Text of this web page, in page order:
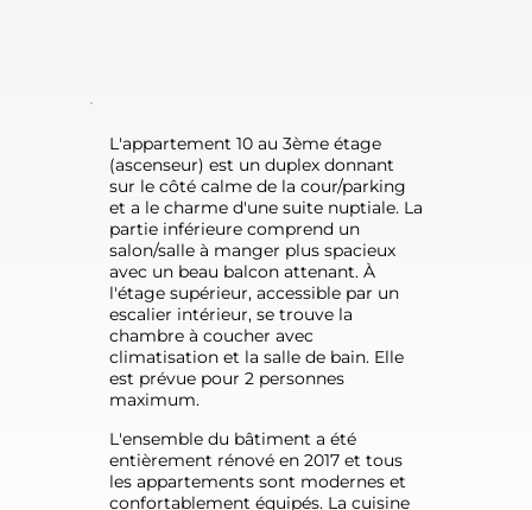
L'appartement 10 au 3ème étage
(ascenseur) est un duplex donnant
sur le côté calme de la cour/parking
et a le charme d'une suite nuptiale. La
partie inférieure comprend un
salon/salle à manger plus spacieux
avec un beau balcon attenant. À
l'étage supérieur, accessible par un
escalier intérieur, se trouve la
chambre à coucher avec
climatisation et la salle de bain. Elle
est prévue pour 2 personnes
maximum.
L'ensemble du bâtiment a été
entièrement rénové en 2017 et tous
les appartements sont modernes et
confortablement équipés. La cuisine